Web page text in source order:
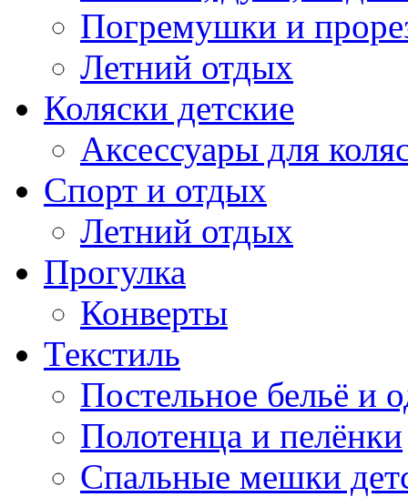
Погремушки и
Летний отдых
Коляски детские
Аксессуары для
Спорт и отдых
Летний отдых
Прогулка
Конверты
Текстиль
Постельное бельё и
Полотенца и пелёнки
Спальные мешки